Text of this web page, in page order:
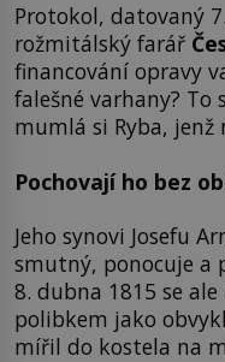
Protokol, datovaný
rožmitálský farář
financování opravy
falešné varhany? To
mumlá si Ryba,
Pochovají ho bez
Jeho synovi Josefu
smutný, ponocuje a
8. dubna 1815 se
polibkem jako
mířil do kostela na